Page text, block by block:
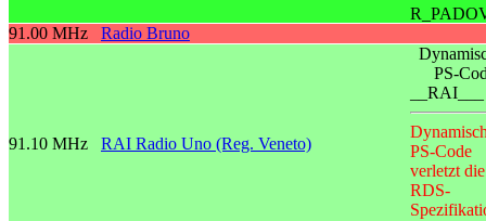
91.00 MHz
Radio Bruno
91.10 MHz RAI Radio Uno (Reg. Veneto)
PS-
__RAI___
PS-Code
verletzt die
RDS-